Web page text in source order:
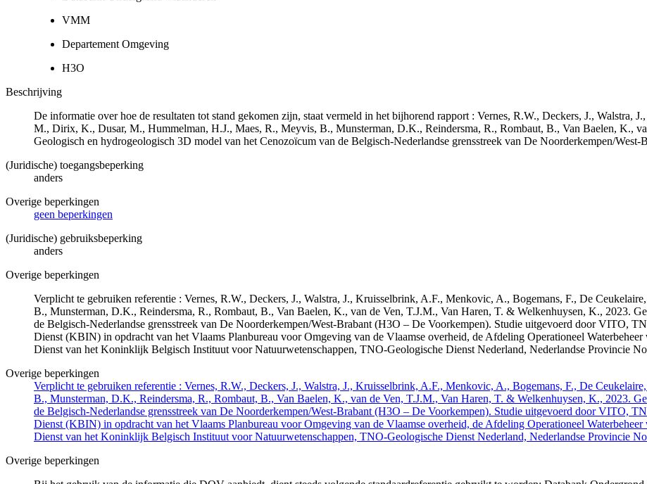
VMM
Departement Omgeving
H3O
Beschrijving
De informatie over hoe de resultaten tot stand gekomen zijn, staat vermeld in het bijhorend rapport : Vernes, R.W., Deckers, J., Walstra,
M., Dirix, K., Dusar, M., Hummelman, H.J., Maes, R., Meyvis, B., Munsterman, D.K., Reindersma, R., Rombaut, B., Van Baelen, K.,
Geologisch en hydrogeologisch 3D model van het Cenozoïcum van de Belgisch-Nederlandse grensstreek van De Noorderkempen/
(Juridische) toegangsbeperking
anders
Overige beperkingen
geen beperkingen
(Juridische) gebruiksbeperking
anders
Overige beperkingen
Verplicht te gebruiken referentie : Vernes, R.W., Deckers, J., Walstra, J., Kruisselbrink, A.F., Menkovic, A., Bogemans, F., De
B., Munsterman, D.K., Reindersma, R., Rombaut, B., Van Baelen, K., van de Ven, T.J.M., Van Haren, T. & Welkenhuysen, K., 2023.
de Belgisch-Nederlandse grensstreek van De Noorderkempen/West-Brabant (H3O – De Voorkempen). Studie uitgevoerd door VITO,
Dienst (KBIN) in opdracht van het Vlaams Planbureau voor Omgeving van de Vlaamse overheid, de Afdeling Operationeel
Dienst van het Koninklijk Belgisch Instituut voor Natuurwetenschappen, TNO-Geologische Dienst Nederland, Nederlandse Provincie
Overige beperkingen
Verplicht te gebruiken referentie : Vernes, R.W., Deckers, J., Walstra, J., Kruisselbrink, A.F., Menkovic, A., Bogemans, F., De
B., Munsterman, D.K., Reindersma, R., Rombaut, B., Van Baelen, K., van de Ven, T.J.M., Van Haren, T. & Welkenhuysen, K., 2023.
de Belgisch-Nederlandse grensstreek van De Noorderkempen/West-Brabant (H3O – De Voorkempen). Studie uitgevoerd door VITO,
Dienst (KBIN) in opdracht van het Vlaams Planbureau voor Omgeving van de Vlaamse overheid, de Afdeling Operationeel
Dienst van het Koninklijk Belgisch Instituut voor Natuurwetenschappen, TNO-Geologische Dienst Nederland, Nederlandse Provincie
Overige beperkingen